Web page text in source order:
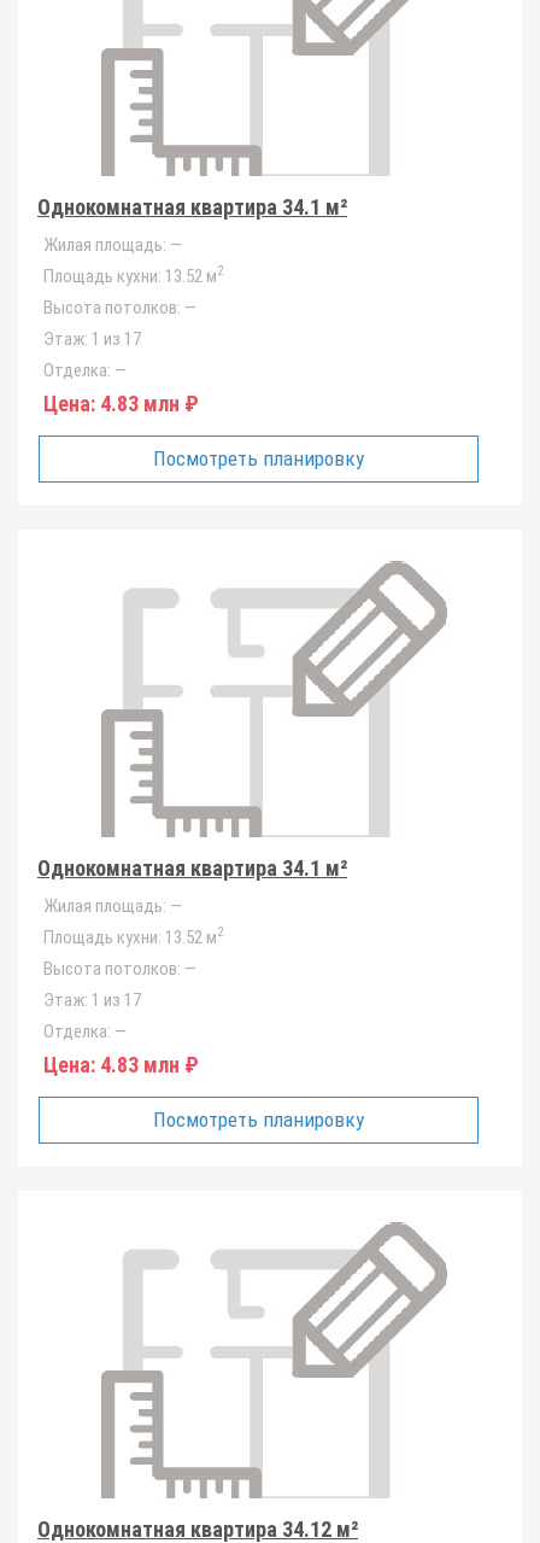
Однокомнатная квартира 34.1 м²
Жилая площадь: —
Площадь кухни: 13.52 м2
Высота потолков: —
Этаж: 1 из 17
Отделка: —
Цена: 4.83 млн ₽
Посмотреть планировку
Однокомнатная квартира 34.1 м²
Жилая площадь: —
Площадь кухни: 13.52 м2
Высота потолков: —
Этаж: 1 из 17
Отделка: —
Цена: 4.83 млн ₽
Посмотреть планировку
Однокомнатная квартира 34.12 м²